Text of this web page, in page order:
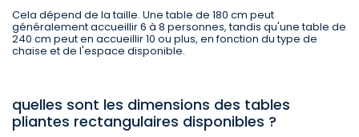
Cela dépend de la taille. Une table de 180 cm peut
généralement accueillir 6 à 8 personnes, tandis qu'une table de
240 cm peut en accueillir 10 ou plus, en fonction du type de
chaise et de l'espace disponible.
quelles sont les dimensions des tables
pliantes rectangulaires disponibles ?